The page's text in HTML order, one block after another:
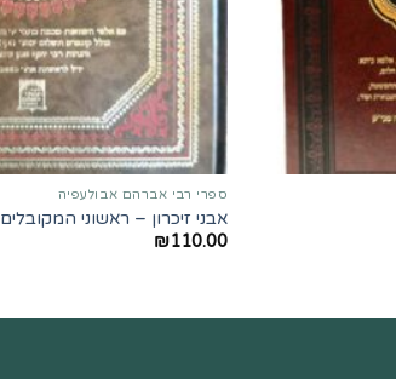
ספרי רבי אברהם אבולעפיה
אבני זיכרון – ראשוני המקובלים
₪110.00